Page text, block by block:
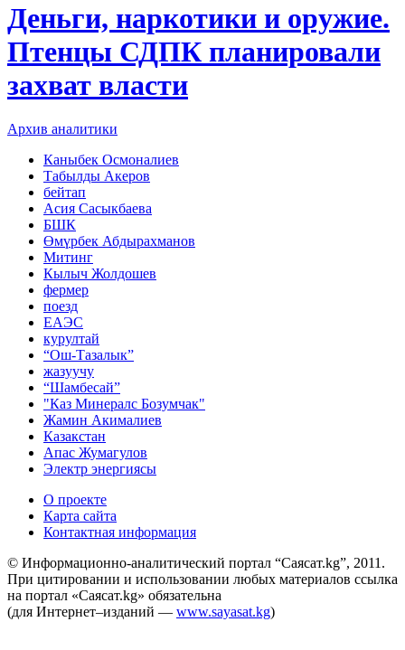
Деньги, наркотики и оружие.
Птенцы СДПК планировали
захват власти
Архив аналитики
Каныбек Осмоналиев
Табылды Акеров
бейтап
Асия Сасыкбаева
БШК
Өмүрбек Абдырахманов
Митинг
Кылыч Жолдошев
фермер
поезд
ЕАЭС
курултай
“Ош-Тазалык”
жазуучу
“Шамбесай”
"Каз Минералс Бозумчак"
Жамин Акималиев
Казакстан
Апас Жумагулов
Электр энергиясы
О проекте
Карта сайта
Контактная информация
© Информационно-аналитический портал “Саясат.kg”, 2011.
При цитировании и использовании любых материалов ссылка
на портал «Саясат.kg» обязательна
(для Интернет–изданий — www.sayasat.kg)